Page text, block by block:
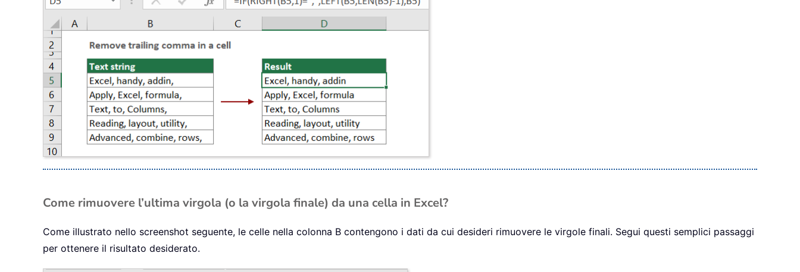
Come rimuovere l’ultima virgola (o la virgola finale) da una cella in Excel?
Come illustrato nello screenshot seguente, le celle nella colonna B contengono i dati da cui desideri rimuovere le virgole finali. Segui questi semplici passaggi
per ottenere il risultato desiderato.